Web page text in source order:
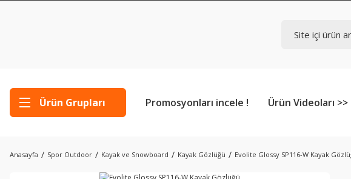
Ürün Grupları Promosyonları incele ! Ürün Videoları >>
Anasayfa Spor Outdoor Kayak ve Snowboard Kayak Gözlüğü Evolite Glossy SP116-W Kayak